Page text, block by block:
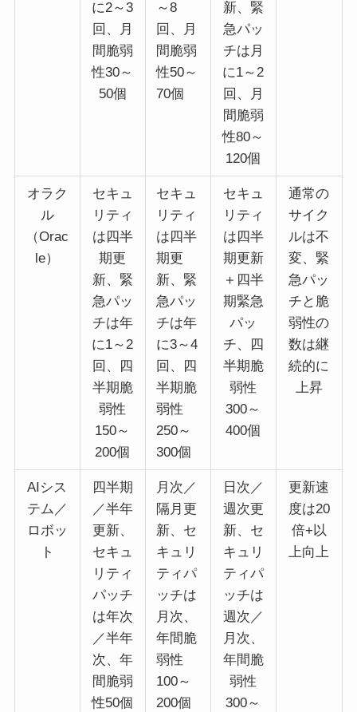
に2～3
回、月
間脆弱
性30～
50個
～8
回、月
間脆弱
性50～
70個
新、緊
急パッ
チは月
に1～2
回、月
間脆弱
性80～
120個
オラク
ル
（Orac
le）
セキュ
リティ
は四半
期更
新、緊
急パッ
チは年
に1～2
回、四
半期脆
弱性
150～
200個
セキュ
リティ
は四半
期更
新、緊
急パッ
チは年
に3～4
回、四
半期脆
弱性
250～
300個
セキュ
リティ
は四半
期更新
＋四半
期緊急
パッ
チ、四
半期脆
弱性
300～
400個
通常の
サイク
ルは不
変、緊
急パッ
チと脆
弱性の
数は継
続的に
上昇
AIシス
テム／
ロボッ
ト
四半期
／半年
更新、
セキュ
リティ
パッチ
は年次
／半年
次、年
間脆弱
性50個
月次／
隔月更
新、セ
キュリ
ティパ
ッチは
月次、
年間脆
弱性
100～
200個
日次／
週次更
新、セ
キュリ
ティパ
ッチは
週次／
月次、
年間脆
弱性
300～
更新速
度は20
倍+以
上向上